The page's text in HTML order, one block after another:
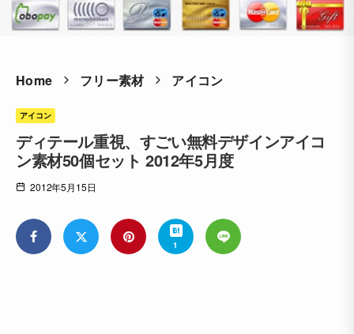
Home フリー素材 アイコン
アイコン
ディテール重視、すごい無料デザインアイコ
ン素材50個セット 2012年5月度
2012年5月15日
1